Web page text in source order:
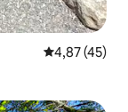
Gemiddelde
4,87 (45)